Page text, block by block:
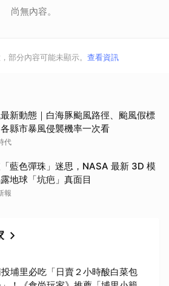
尚無內容。
部分內容可能未顯示。 查看資訊
新動態｜白海豚颱風路徑、颱風假標
縣市暴風侵襲機率一次看
代
藍色彈珠」迷思，NASA 最新 3D 模
地球「坑疤」真面目
報
埔里必吃「日賣２小時酸白菜包